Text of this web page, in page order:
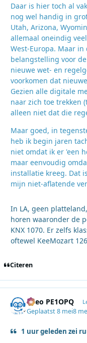
Daar is hier toch al
nog wel handig in
Utah, Arizona,
allemaal oneindig
West-Europa. Maar
belangstelling voor
nieuwe wet- en
voorkomen dat
Gezien alle digitale
naar zich toe trekken
alleen niet dat die
Maar goed, in
heb ik begin jaren
niet omdat ik er 'een
maar eenvoudig
installatie kreeg. Dat
mijn niet-aflatende
In LA, geen
horen waaronder de
KNX 1070. Er zelfs
oftewel KeeMozart
Citeren
Theo PE1OPQ
Geplaatst8 mei8
1 uur geleden zei